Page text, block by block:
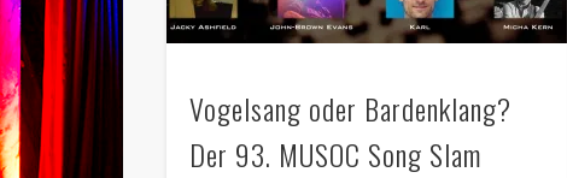
Vogelsang oder Bardenklang?
Der 93. MUSOC Song Slam